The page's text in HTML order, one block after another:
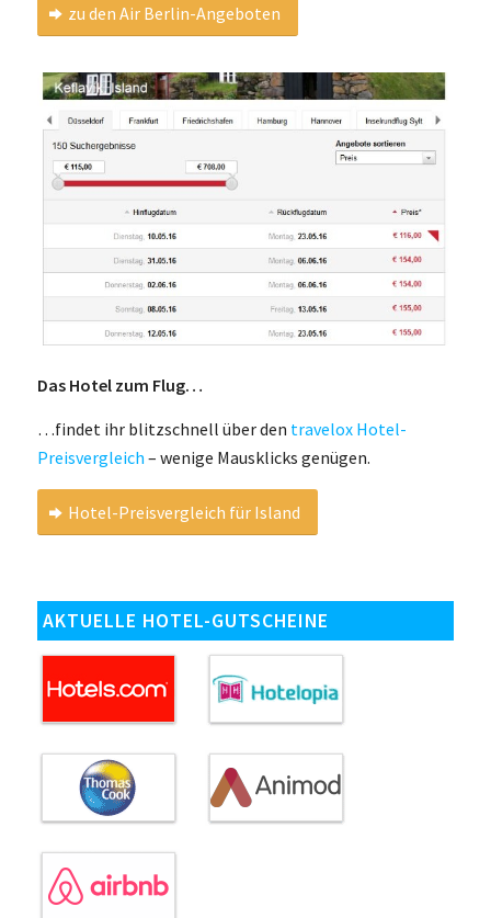
zu den Air Berlin-Angeboten
Das Hotel zum Flug…
…findet ihr blitzschnell über den travelox Hotel-
Preisvergleich – wenige Mausklicks genügen.
Hotel-Preisvergleich für Island
AKTUELLE HOTEL-GUTSCHEINE